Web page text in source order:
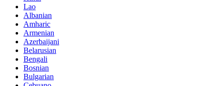
Lao
Albanian
Amharic
Armenian
Azerbaijani
Belarusian
Bengali
Bosnian
Bulgarian